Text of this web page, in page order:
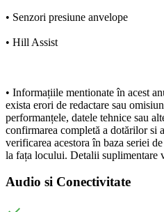
• Senzori presiune anvelope
• Hill Assist
• Informațiile mentionate în acest
exista erori de redactare sau
performanțele, datele tehnice sau
confirmarea completă a dotărilor si
verificarea acestora în baza seriei
la fața locului. Detalii suplimentare
Audio si Conectivitate